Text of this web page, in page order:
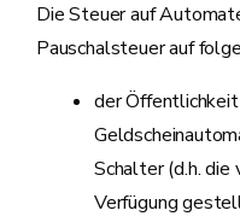
Die Steuer auf
Pauschalsteuer auf
der
Schalter (d.h.
Verfügung